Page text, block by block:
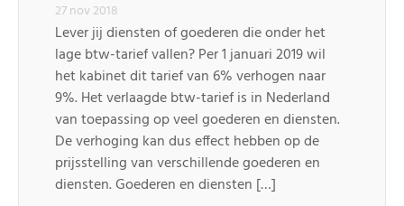
27 nov 2018
Lever jij diensten of goederen die onder het
lage btw-tarief vallen? Per 1 januari 2019 wil
het kabinet dit tarief van 6% verhogen naar
9%. Het verlaagde btw-tarief is in Nederland
van toepassing op veel goederen en diensten.
De verhoging kan dus effect hebben op de
prijsstelling van verschillende goederen en
diensten. Goederen en diensten […]